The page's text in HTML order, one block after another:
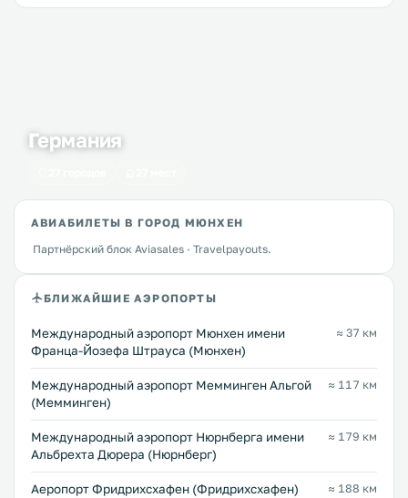
Германия
АВИАБИЛЕТЫ В ГОРОД МЮНХЕН
Партнёрский блок Aviasales · Travelpayouts.
БЛИЖАЙШИЕ АЭРОПОРТЫ
Международный аэропорт Мюнхен имени
Франца-Йозефа Штрауса (Мюнхен)
≈ 37 км
Междунарoдный аэропорт Мемминген Альгой
(Мемминген)
≈ 117 км
Междунарoдный аэропорт Нюрнберга имени
Альбрехта Дюрера (Нюрнберг)
≈ 179 км
Аеропорт Фридрихсхафен (Фридрихсхафен) ≈ 188 км